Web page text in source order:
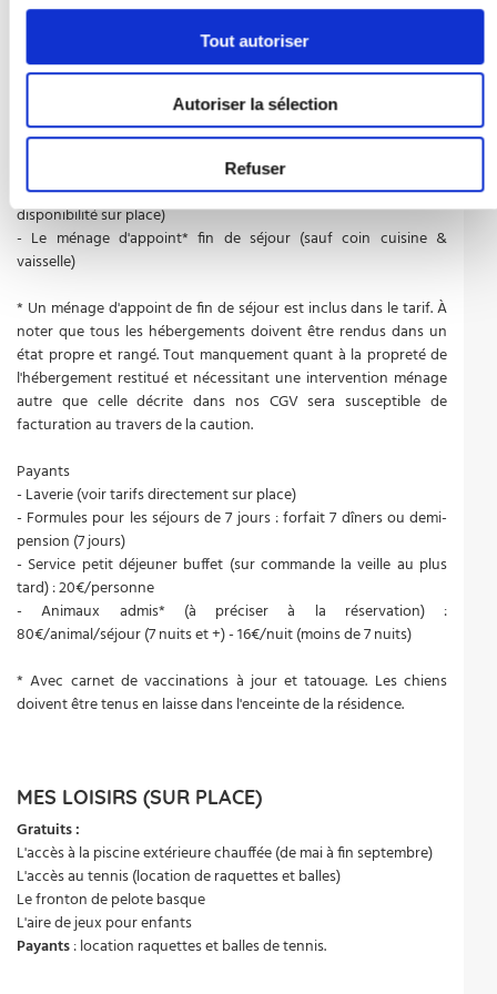
Tout autoriser
Autoriser la sélection
Refuser
- Le linge de lit
- L'accès WIFI
- Le kit bébé (sur réservation auprès de la résidence et selon
disponibilité)
- Le kit entretien
- Le parking (1 emplacement maximum par appartement et selon
disponibilité sur place)
- Le ménage d'appoint* fin de séjour (sauf coin cuisine &
vaisselle)
* Un ménage d'appoint de fin de séjour est inclus dans le tarif. À
noter que tous les hébergements doivent être rendus dans un
état propre et rangé. Tout manquement quant à la propreté de
l'hébergement restitué et nécessitant une intervention ménage
autre que celle décrite dans nos CGV sera susceptible de
facturation au travers de la caution.
Payants
- Laverie (voir tarifs directement sur place)
- Formules pour les séjours de 7 jours : forfait 7 dîners ou demi-
pension (7 jours)
- Service petit déjeuner buffet (sur commande la veille au plus
tard) : 20€/personne
- Animaux admis* (à préciser à la réservation) :
80€/animal/séjour (7 nuits et +) - 16€/nuit (moins de 7 nuits)
* Avec carnet de vaccinations à jour et tatouage. Les chiens
doivent être tenus en laisse dans l'enceinte de la résidence.
MES LOISIRS (SUR PLACE)
Gratuits :
L'accès à la piscine extérieure chauffée (de mai à fin septembre)
L'accès au tennis (location de raquettes et balles)
Le fronton de pelote basque
L'aire de jeux pour enfants
Payants: location raquettes et balles de tennis.